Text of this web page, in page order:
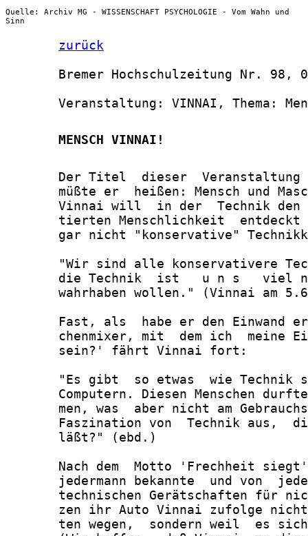
Quelle: Archiv MG - WISSENSCHAFT PSYCHOLOGIE - Vom Wahn und
Sinn
zurück
Bremer Hochschulzeitung Nr. 98,
Veranstaltung: VINNAI, Thema:
       MENSCH VINNAI!